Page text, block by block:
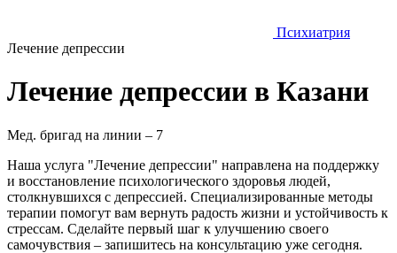
Психиатрия
Лечение депрессии
Лечение депрессии в Казани
Мед. бригад на линии – 7
Наша услуга "Лечение депрессии" направлена на поддержку
и восстановление психологического здоровья людей,
столкнувшихся с депрессией. Специализированные методы
терапии помогут вам вернуть радость жизни и устойчивость к
стрессам. Сделайте первый шаг к улучшению своего
самочувствия – запишитесь на консультацию уже сегодня.